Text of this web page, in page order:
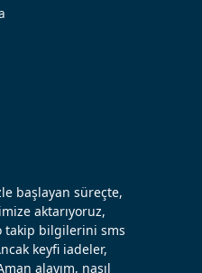
başlayan süreçte,
aktarıyoruz,
takip bilgilerini sms
keyfi iadeler,
alayım, nasıl